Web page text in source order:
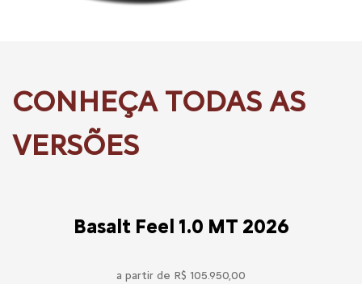
Basalt Feel 1.0 MT 2026
a partir de R$ 105.950,00